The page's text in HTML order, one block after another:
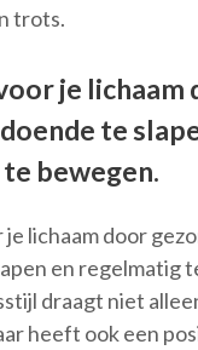
trots.
je lichaam
te
bewegen.
lichaam door
en regelmatig
draagt niet
heeft ook een